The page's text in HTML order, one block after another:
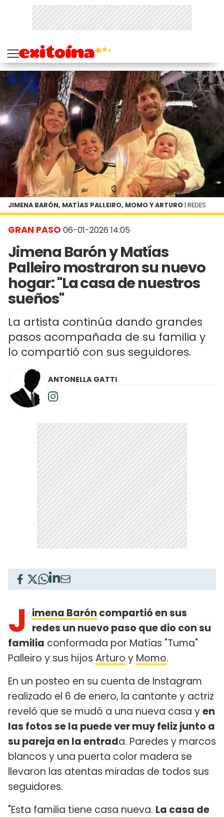
GRAN PASO 06-01-2026 14:05
Jimena Barón y Matías
Palleiro mostraron su nuevo
hogar: "La casa de nuestros
sueños"
La artista continúa dando grandes
pasos acompañada de su familia y
lo compartió con sus seguidores.
JIMENA BARÓN, MATÍAS PALLEIRO, MOMO Y ARTURO | REDES
ANTONELLA GATTI
J imena Barón compartió en sus
redes un nuevo paso que dio con su
familia conformada por Matías "Tuma"
Palleiro y sus hijos Arturo y Momo.
En un posteo en su cuenta de Instagram
realizado el 6 de enero, la cantante y actriz
reveló que se mudó a una nueva casa yen
las fotos se la puede ver muy feliz junto a
su pareja en la entrada. Paredes y marcos
blancos y una puerta color madera se
llevaron las atentas miradas de todos sus
seguidores.
"Esta familia tiene casa nueva. La casa de